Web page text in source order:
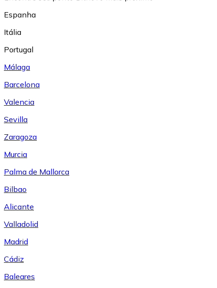
Espanha
Itália
Portugal
Málaga
Barcelona
Valencia
Sevilla
Zaragoza
Murcia
Palma de Mallorca
Bilbao
Alicante
Valladolid
Madrid
Cádiz
Baleares